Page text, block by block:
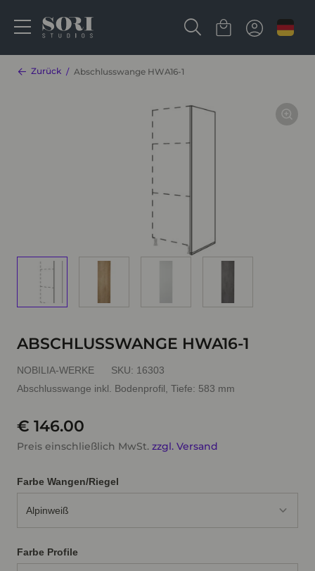
Zurück Abschlusswange HWA16-1
ABSCHLUSSWANGE HWA16-1
NOBILIA-WERKE SKU: 16303
Abschlusswange inkl. Bodenprofil, Tiefe: 583 mm
€ 146.00
Preis einschließlich MwSt. zzgl. Versand
Farbe Wangen/Riegel
Alpinweiß
Farbe Profile